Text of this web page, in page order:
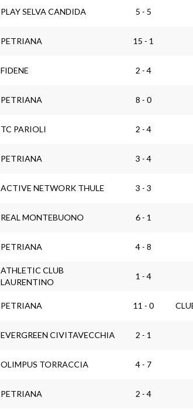
PLAY SELVA CANDIDA 5 - 5
PETRIANA 15 - 1
FIDENE 2 - 4
PETRIANA 8 - 0
TC PARIOLI 2 - 4
PETRIANA 3 - 4
ACTIVE NETWORK THULE 3 - 3
REAL MONTEBUONO 6 - 1
PETRIANA 4 - 8
ATHLETIC CLUB
LAURENTINO
1 - 4
PETRIANA 11 - 0
EVERGREEN CIVITAVECCHIA 2 - 1
OLIMPUS TORRACCIA 4 - 7
PETRIANA 2 - 4